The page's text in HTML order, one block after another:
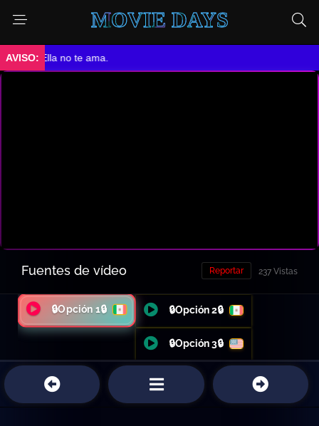
MOVIE DAYS
➤ Ella no te ama.
Fuentes de vídeo 237 Vistas
Reportar
🔒Opción 1🔒 🔒Opción 2🔒
🔒Opción 3🔒